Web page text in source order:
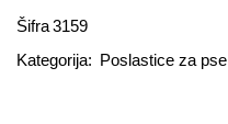
Šifra3159
Kategorija:
Poslastice za pse